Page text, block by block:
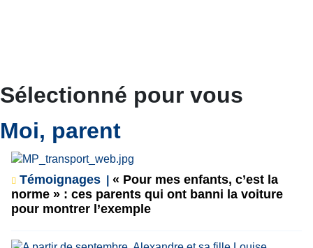
Sélectionné pour vous
Moi, parent
Témoignages
« Pour mes enfants, c’est la
norme » : ces parents qui ont banni la voiture
pour montrer l’exemple